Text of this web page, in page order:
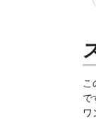
こ
ワ